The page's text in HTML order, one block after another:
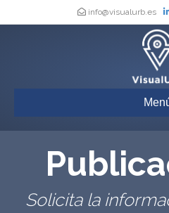
info@visualurb.es
Solicita la